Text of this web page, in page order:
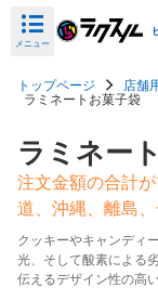
メニュー
トップページ 店舗
ラミネートお菓子袋
ラミネー
注文金額の合計
道、沖縄、離島
クッキーやキャンディ
光、そして酸素による
伝えるデザイン性の高